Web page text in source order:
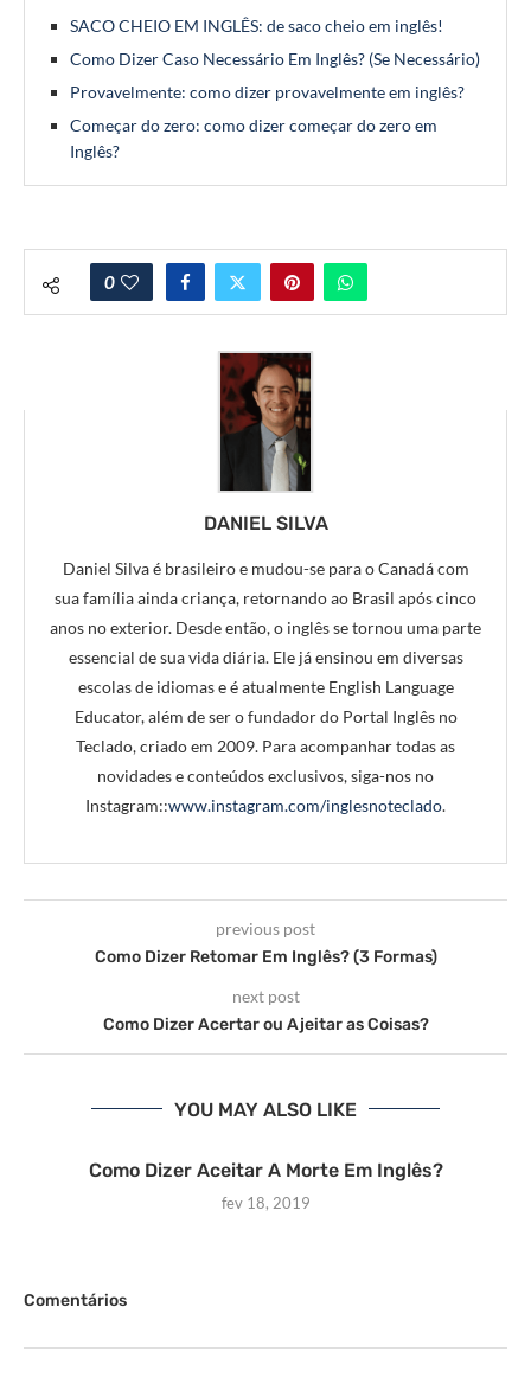
SACO CHEIO EM INGLÊS: de saco cheio em inglês!
Como Dizer Caso Necessário Em Inglês? (Se Necessário)
Provavelmente: como dizer provavelmente em inglês?
Começar do zero: como dizer começar do zero em
Inglês?
0
DANIEL SILVA
Daniel Silva é brasileiro e mudou-se para o Canadá com
sua família ainda criança, retornando ao Brasil após cinco
anos no exterior. Desde então, o inglês se tornou uma parte
essencial de sua vida diária. Ele já ensinou em diversas
escolas de idiomas e é atualmente English Language
Educator, além de ser o fundador do Portal Inglês no
Teclado, criado em 2009. Para acompanhar todas as
novidades e conteúdos exclusivos, siga-nos no
Instagram::www.instagram.com/inglesnoteclado.
previous post
Como Dizer Retomar Em Inglês? (3 Formas)
next post
Como Dizer Acertar ou Ajeitar as Coisas?
YOU MAY ALSO LIKE
Como Dizer Aceitar A Morte Em Inglês?
fev 18, 2019
Comentários